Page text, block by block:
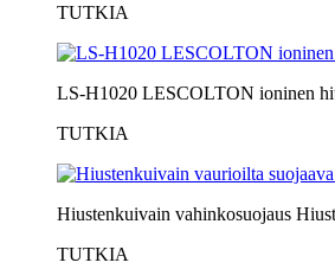
TUTKIA
LS-H1020 LESCOLTON ioninen
TUTKIA
Hiustenkuivain vahinkosuojaus
TUTKIA